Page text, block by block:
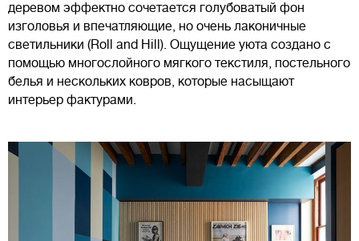
деревом эффектно сочетается голубоватый фон
изголовья и впечатляющие, но очень лаконичные
светильники (Roll and Hill). Ощущение уюта создано с
помощью многослойного мягкого текстиля, постельного
белья и нескольких ковров, которые насыщают
интерьер фактурами.